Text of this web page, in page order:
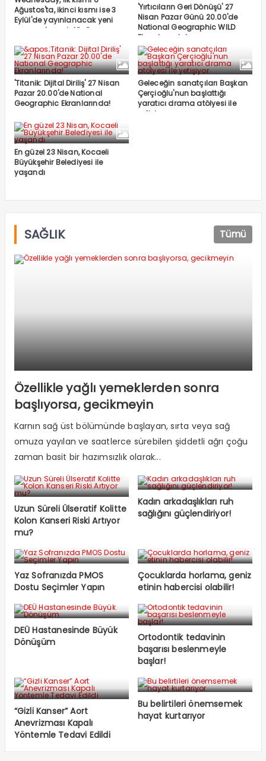
Ağustos'ta, ikinci kısmı ise 3
Eylül'de yayınlanacak yeni
sezonuyla geri dönüyor
'Yırtıcıların Geri Dönüşü' 27
Nisan Pazar Günü 20.00'de
National Geographic WILD
Ekranlarında!
'Titanik: Dijital Diriliş' 27 Nisan
Pazar 20.00'de National
Geographic Ekranlarında!
Geleceğin sanatçıları Başkan
Çerçioğlu'nun başlattığı
yaratıcı drama atölyesi ile
yetişiyor
En güzel 23 Nisan, Kocaeli
Büyükşehir Belediyesi ile
yaşandı
SAĞLIK Tümü
Özellikle yağlı yemeklerden sonra
başlıyorsa, gecikmeyin
Karnın sağ üst bölümünde başlayan, sırta veya sağ
omuza yayılan ve saatlerce sürebilen şiddetli ağrı çoğu
zaman basit bir hazımsızlık olarak...
Uzun Süreli Ülseratif Kolitte
Kolon Kanseri Riski Artıyor
mu?
Kadın arkadaşlıkları ruh
sağlığını güçlendiriyor!
Yaz Sofranızda PMOS
Dostu Seçimler Yapın
Çocuklarda horlama, geniz
etinin habercisi olabilir!
DEÜ Hastanesinde Büyük
Dönüşüm
Ortodontik tedavinin
başarısı beslenmeyle
başlar!
“Gizli Kanser” Aort
Anevrizması Kapalı
Yöntemle Tedavi Edildi
Bu belirtileri önemsemek
hayat kurtarıyor